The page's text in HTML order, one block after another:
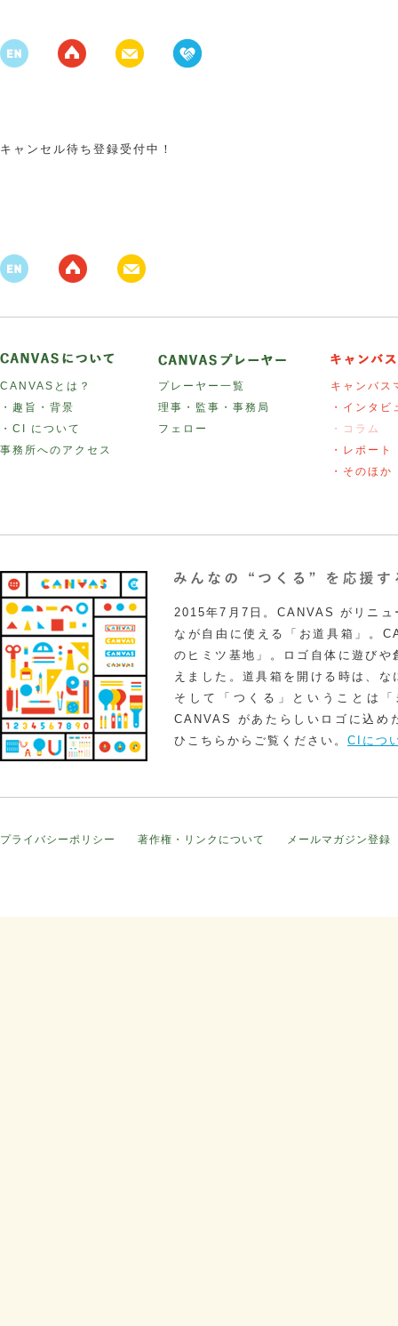
キャンセル待ち登録受付中！
CANVASとは？
・趣旨・背景
・CI について
事務所へのアクセス
プレーヤー一覧
理事・監事・事務局
フェロー
キャンバス
・インタビ
・コラム
・レポート
・そのほか
2015年7月7日。CANVAS がリニュ
なが自由に使える「お道具箱」。
のヒミツ基地」。ロゴ自体に遊び
えました。道具箱を開ける時は、
そして「つくる」ということは
CANVAS があたらしいロゴに込め
ひこちらからご覧ください。 CIにつ
プライバシーポリシー 著作権・リンクについて メールマガジン登録